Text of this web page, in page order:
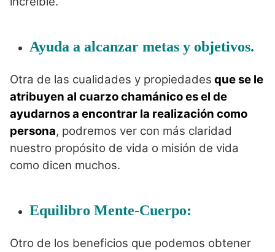
Ayuda a alcanzar metas y objetivos.
Otra de las cualidades y propiedades que se le
atribuyen al cuarzo chamánico es el de
ayudarnos a encontrar la realización como
persona, podremos ver con más claridad
nuestro propósito de vida o misión de vida
como dicen muchos.
Equilibro Mente-Cuerpo:
Otro de los beneficios que podemos obtener